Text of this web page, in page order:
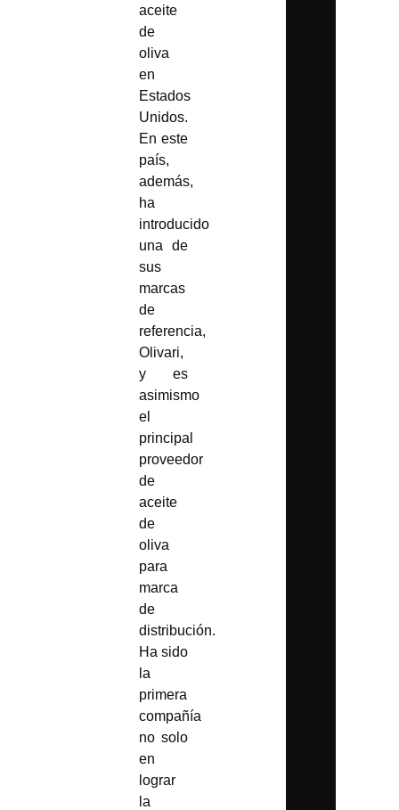
aceite
de
oliva
en
Estados
Unidos.
En este
país,
además,
ha
introducido
una de
sus
marcas
de
referencia,
Olivari,
y es
asimismo
el
principal
proveedor
de
aceite
de
oliva
para
marca
de
distribución.
Ha sido
la
primera
compañía
no solo
en
lograr
la